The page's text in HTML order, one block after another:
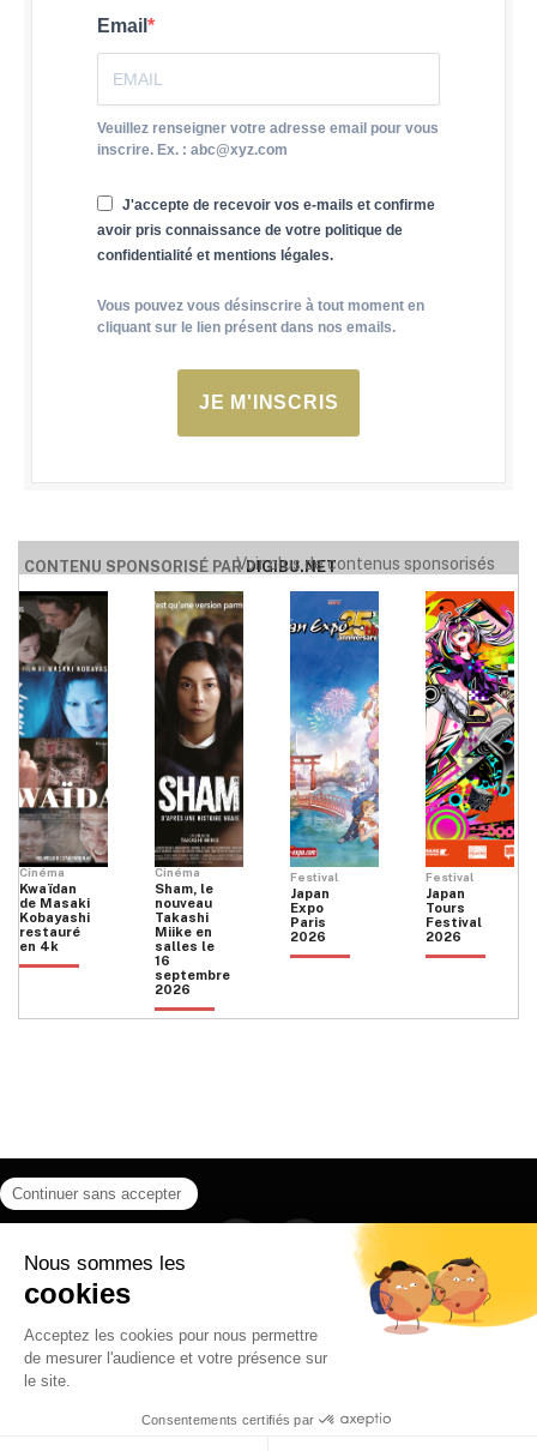
Email
Veuillez renseigner votre adresse email pour vous
inscrire. Ex. : abc@xyz.com
J'accepte de recevoir vos e-mails et confirme
avoir pris connaissance de votre politique de
confidentialité et mentions légales.
Vous pouvez vous désinscrire à tout moment en
cliquant sur le lien présent dans nos emails.
JE M'INSCRIS
CONTENU SPONSORISÉ PARDIGIBU.NET
Voir plus de contenus sponsorisés
Cinéma
Kwaïdan
de Masaki
Kobayashi
restauré
en 4k
Cinéma
Sham, le
nouveau
Takashi
Miike en
salles le
16
septembre
2026
Festival
Japan
Expo
Paris
2026
Festival
Japan
Tours
Festival
2026
Instagram
CONTACT
POLITIQUE DE CONFIDENTIALITÉ
© 2026 Ilyfunet communication